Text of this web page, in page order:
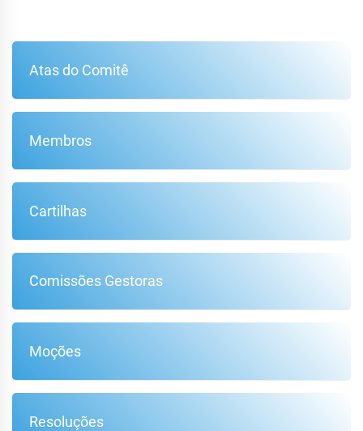
Atas do Comitê
Membros
Cartilhas
Comissões Gestoras
Moções
Resoluções